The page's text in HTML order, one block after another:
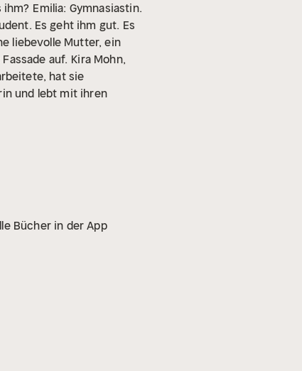
ihm? Emilia: Gymnasiastin.
Es geht ihm gut. Es
liebevolle Mutter, ein
auf. Kira Mohn,
hat sie
und lebt mit ihren
Bücher in der App